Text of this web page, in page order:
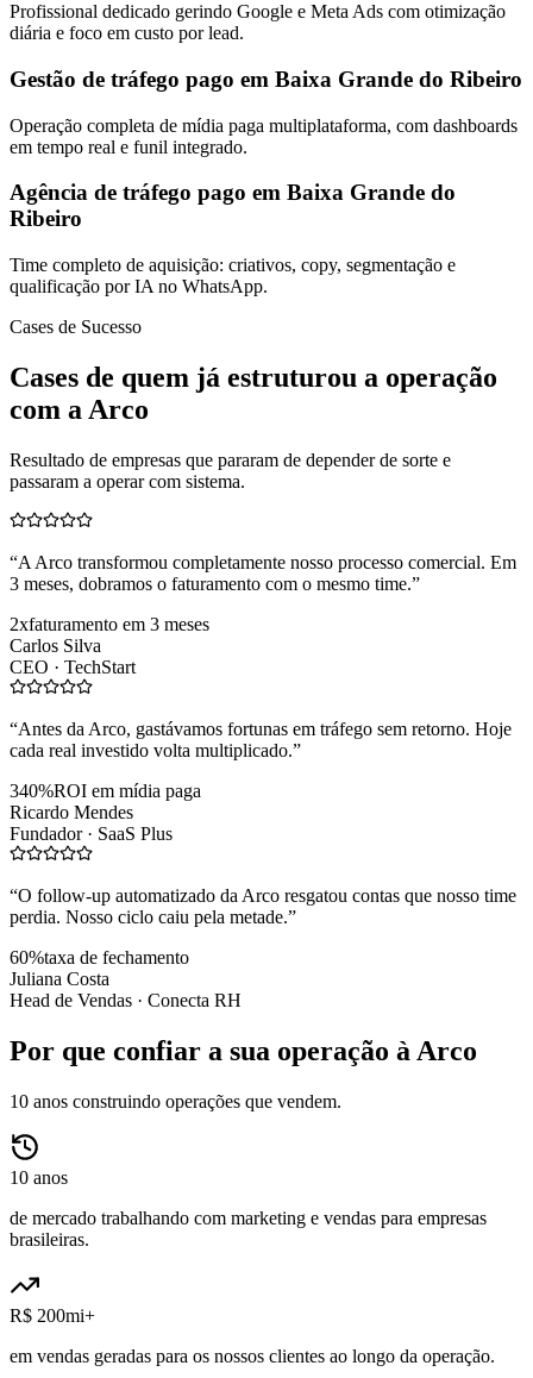
Profissional dedicado gerindo Google e Meta Ads com otimização
diária e foco em custo por lead.
Gestão de tráfego pago em Baixa Grande do Ribeiro
Operação completa de mídia paga multiplataforma, com dashboards
em tempo real e funil integrado.
Agência de tráfego pago em Baixa Grande do
Ribeiro
Time completo de aquisição: criativos, copy, segmentação e
qualificação por IA no WhatsApp.
Cases de Sucesso
Cases de quem já estruturou a operação
com a Arco
Resultado de empresas que pararam de depender de sorte e
passaram a operar com sistema.
“A Arco transformou completamente nosso processo comercial. Em
3 meses, dobramos o faturamento com o mesmo time.”
2xfaturamento em 3 meses
Carlos Silva
CEO · TechStart
“Antes da Arco, gastávamos fortunas em tráfego sem retorno. Hoje
cada real investido volta multiplicado.”
340%ROI em mídia paga
Ricardo Mendes
Fundador · SaaS Plus
“O follow-up automatizado da Arco resgatou contas que nosso time
perdia. Nosso ciclo caiu pela metade.”
60%taxa de fechamento
Juliana Costa
Head de Vendas · Conecta RH
Por que confiar a sua operação à Arco
10 anos construindo operações que vendem.
10 anos
de mercado trabalhando com marketing e vendas para empresas
brasileiras.
R$ 200mi+
em vendas geradas para os nossos clientes ao longo da operação.